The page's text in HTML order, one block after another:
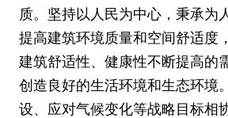
质。坚持以人民为中心，秉承为
提高建筑环境质量和空间舒适度
建筑舒适性、健康性不断提高的
创造良好的生活环境和生态环境
设、应对气候变化等战略目标相